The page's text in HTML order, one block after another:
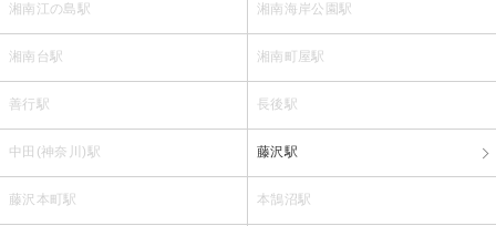
湘南江の島駅 湘南海岸公園駅
湘南台駅 湘南町屋駅
善行駅 長後駅
中田(神奈川)駅 藤沢駅
藤沢本町駅 本鵠沼駅